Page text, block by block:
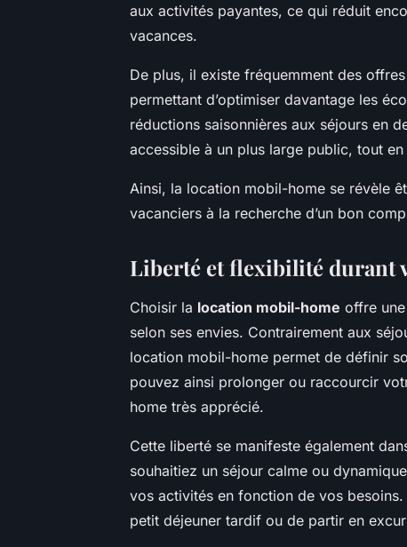
aux activités payantes, ce qui réduit
vacances.
De plus, il existe fréquemment des
permettant d’optimiser davantage les
réductions saisonnières aux séjours en
accessible à un plus large public, tout
Ainsi, la location mobil-home se révèle
vacanciers à la recherche d’un bon
Liberté et flexibilité durant
Choisir la location mobil-home offre
selon ses envies. Contrairement aux
location mobil-home permet de définir
pouvez ainsi prolonger ou raccourcir
home très apprécié.
Cette liberté se manifeste également
souhaitiez un séjour calme ou
vos activités en fonction de vos
petit déjeuner tardif ou de partir en